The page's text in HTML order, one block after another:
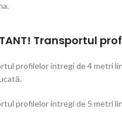
Transportul
profilelor intregi de 4 metri
profilelor intregi de 5 metri